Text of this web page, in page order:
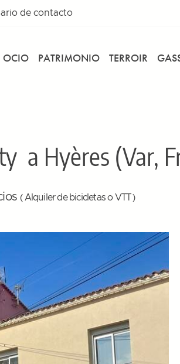
de contacto
OCIO PATRIMONIO TERROIR
a Hyères (Var,
( Alquiler de bicicletas o VTT )